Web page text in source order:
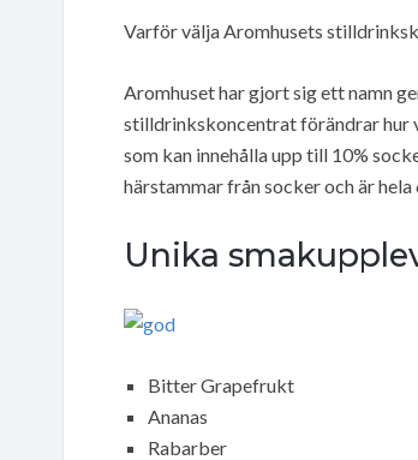
Varför välja Aromhusets
Aromhuset har gjort sig ett namn
stilldrinkskoncentrat förändrar hur
som kan innehålla upp till 10%
härstammar från socker och är
Unika
Bitter Grapefrukt
Ananas
Rabarber